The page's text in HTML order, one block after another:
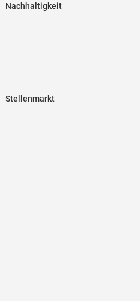
Nachhaltigkeit
Stellenmarkt